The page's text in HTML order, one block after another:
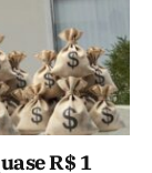
R$ 1